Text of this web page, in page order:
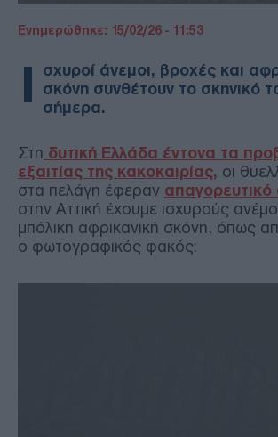
Ενημερώθηκε: 15/02/26 - 11:53
Ι
σχυροί άνεμοι, βροχές και
σκόνη συνθέτουν το σκηνικό
σήμερα.
Στη δυτική Ελλάδα έντονα τα
εξαιτίας της κακοκαιρίας, οι
στα πελάγη έφεραν
στην Αττική έχουμε ισχυρούς
μπόλικη αφρικανική σκόνη, όπως
ο φωτογραφικός φακός: